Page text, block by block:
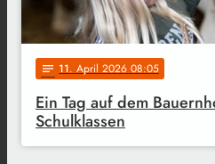
notes 11. April 2026 08:05
Ein Tag auf dem
Schulklassen